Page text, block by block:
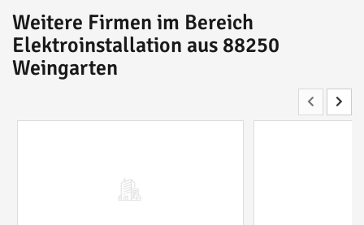
Weitere Firmen im Bereich
Elektroinstallation aus 88250
Weingarten